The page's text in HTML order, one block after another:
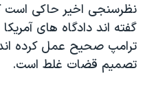
گفته اند دادگاه های
تصمیم قضات غلط است.